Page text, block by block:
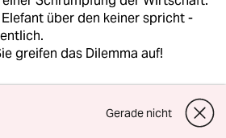
über den keiner spricht -
greifen das Dilemma auf!
Gerade nicht